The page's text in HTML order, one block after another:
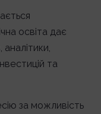
освіта дає
та
за можливість